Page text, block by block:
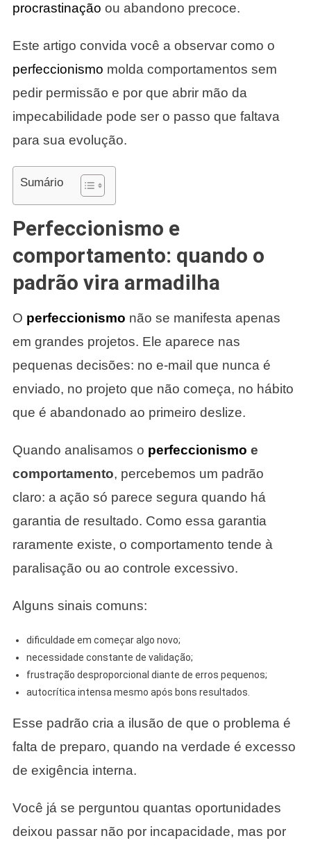
procrastinação ou abandono precoce.
Este artigo convida você a observar como o
perfeccionismo molda comportamentos sem
pedir permissão e por que abrir mão da
impecabilidade pode ser o passo que faltava
para sua evolução.
Sumário
Perfeccionismo e
comportamento: quando o
padrão vira armadilha
O perfeccionismo não se manifesta apenas
em grandes projetos. Ele aparece nas
pequenas decisões: no e-mail que nunca é
enviado, no projeto que não começa, no hábito
que é abandonado ao primeiro deslize.
Quando analisamos o perfeccionismo e
comportamento, percebemos um padrão
claro: a ação só parece segura quando há
garantia de resultado. Como essa garantia
raramente existe, o comportamento tende à
paralisação ou ao controle excessivo.
Alguns sinais comuns:
dificuldade em começar algo novo;
necessidade constante de validação;
frustração desproporcional diante de erros pequenos;
autocrítica intensa mesmo após bons resultados.
Esse padrão cria a ilusão de que o problema é
falta de preparo, quando na verdade é excesso
de exigência interna.
Você já se perguntou quantas oportunidades
deixou passar não por incapacidade, mas por